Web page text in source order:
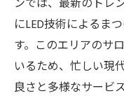
くする方法
毎日が楽し
メイク時
自分に合
ンでは、最新のトレ
にLED技術によるま
す。このエリアのサ
いるため、忙しい現
良さと多様なサービ